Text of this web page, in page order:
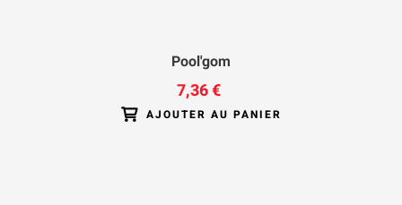
Pool'gom
7,36 €
AJOUTER AU PANIER